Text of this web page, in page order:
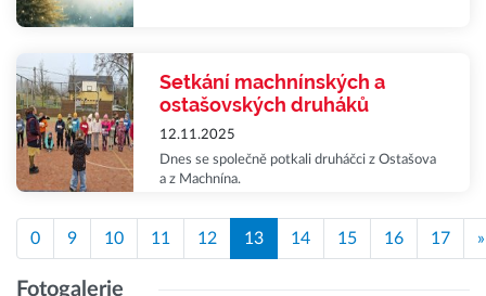
Setkání machnínských a
ostašovských druháků
12.11.2025
Dnes se společně potkali druháčci z Ostašova
a z Machnína.
0 9 10 11 12 13 14 15 16 17 »
Fotogalerie